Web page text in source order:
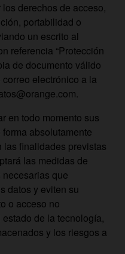
derechos de acceso,
portabilidad o
un escrito al
referencia “Protección
de documento válido
electrónico a la
en todo momento sus
absolutamente
finalidades previstas
las medidas de
que
datos y eviten su
o acceso no
de la tecnología,
y los riesgos a